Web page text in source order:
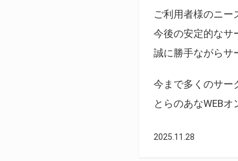
ご利用者様のニー
今後の安定的なサ
誠に勝手ながらサ
今まで多くのサー
とらのあなWEB
2025.11.28